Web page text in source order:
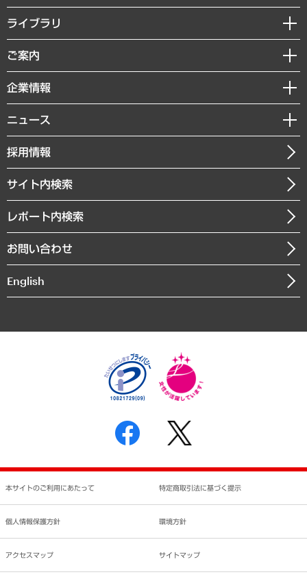
経営戦略
組織・人事戦略
デジタルイノベーション
共生・ダイバーシティ
GRC（ガバナンス・リスク・コンプライアンス）・防災（政策）
経済・産業・雇用・労働
まちづくり・観光・交通・スポーツ・スマートシティ
自然資源・農林水産業・食料システム
ライブラリ
経済調査
レポート
コラム
経営用語集
受託・受注実績（官公庁関連）
メディア掲載・出演
ご案内
セミナー・イベント情報
MUFGビジネスセミナー
受託案件情報
企業情報
私たちの想い
社長メッセージ
会社概要
沿革
組織図・本部部室紹介
インドネシア現地法人
個人情報保護方針
反社会的勢力に対する基本方針
書面による個人情報の開示等の請求の手続きについて
ニュース
ニュースリリース
お知らせ
採用情報
サイト内検索
レポート内検索
お問い合わせ
English
本サイトのご利用にあたって 特定商取引法に基づく提示
個人情報保護方針 環境方針
アクセスマップ サイトマップ